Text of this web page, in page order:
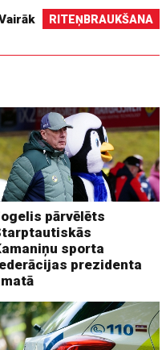
RITEŅBRAUKŠANA
pārvēlēts
sporta
prezidenta